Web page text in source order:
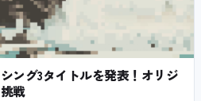
ング3タイトルを発表！オリジ
戦